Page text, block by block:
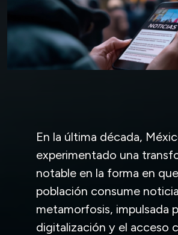
En la última década,
experimentado una
notable en la forma en
población consume
metamorfosis, impulsada
digitalización y el acceso